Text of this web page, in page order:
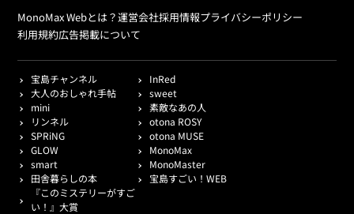
MonoMax Webとは？運営会社採用情報プライバシーポリシー
利用規約広告掲載について
宝島チャンネル
InRed
大人のおしゃれ手帖
sweet
mini
素敵なあの人
リンネル
otona ROSY
SPRiNG
otona MUSE
GLOW
MonoMax
smart
MonoMaster
田舎暮らしの本
宝島すごい！WEB
『このミステリーがすご
い！』大賞